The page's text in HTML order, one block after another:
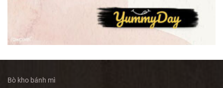
Bò kho bánh mì